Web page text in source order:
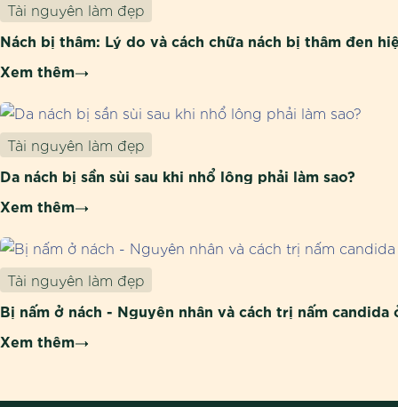
Tài nguyên làm đẹp
Nách bị thâm: Lý do và cách chữa nách bị thâm đen
Xem thêm
Tài nguyên làm đẹp
Da nách bị sần sùi sau khi nhổ lông phải làm sao?
Xem thêm
Tài nguyên làm đẹp
Bị nấm ở nách - Nguyên nhân và cách trị nấm candida
Xem thêm